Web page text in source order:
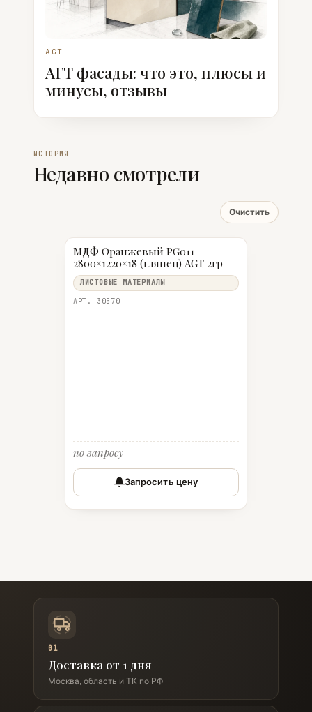
AGT
АГТ фасады: что это, плюсы и
минусы, отзывы
ИСТОРИЯ
Недавно смотрели
Очистить
МДФ Оранжевый PG011
2800×1220×18 (глянец) AGT 2гр
ЛИСТОВЫЕ МАТЕРИАЛЫ
АРТ. 30570
по запросу
Запросить цену
01
Доставка от 1 дня
Москва, область и ТК по РФ